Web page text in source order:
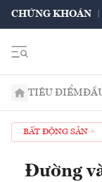
CHỨNG KHOÁN
TIÊU ĐIỂM
BẤT ĐỘNG SẢN
Đường